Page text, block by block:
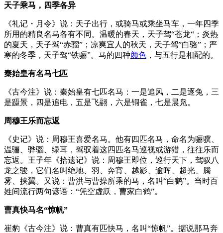
天子乘马，四季各异
《礼记・月令》说：天子出行，或骑马或乘坐马车，一年四季
所用的精良名马各有不同。温暖的春天，天子驾“苍龙“；炎热
的夏天，天子驾“赤骝”；凉爽宜人的秋天，天子驾”白骆”；严
寒的冬季，天子驾“铁骊”。马的四种颜色 ，与五行是相配的。
秦始皇有名马七匹
《古今注》说：秦始皇有七匹名马：一是追风，二是逐兔，三
是蹑景，四是追电，五是飞翮，六是铜雀，七是晨凫。
周穆王乐而忘返
《史记》说：周穆王喜爱名马。他有四匹名马，命名为骊骥、
温骊、骅骝、绿耳，驾驭着这四匹名马巡视或游猎，往往乐而
忘返。王子年《拾遗记》说：周穆王即位，巡行天下，驾驭八
龙之骏，它们名叫绝地、羽、奔宵、越影、逾晖、超光、腾
雾、挟翼。又说：曹洪与曹操所乘的马，名叫“白鹤”。当时百
姓间流行两句谚语：“凭空虚跃，曹家白鹤”。
曹真快马名“惊帆”
崔豹《古今注》说：曹真有匹快马，名叫“惊帆”。据说那马奔